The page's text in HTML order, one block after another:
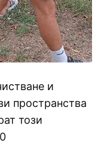
и
пространства
този